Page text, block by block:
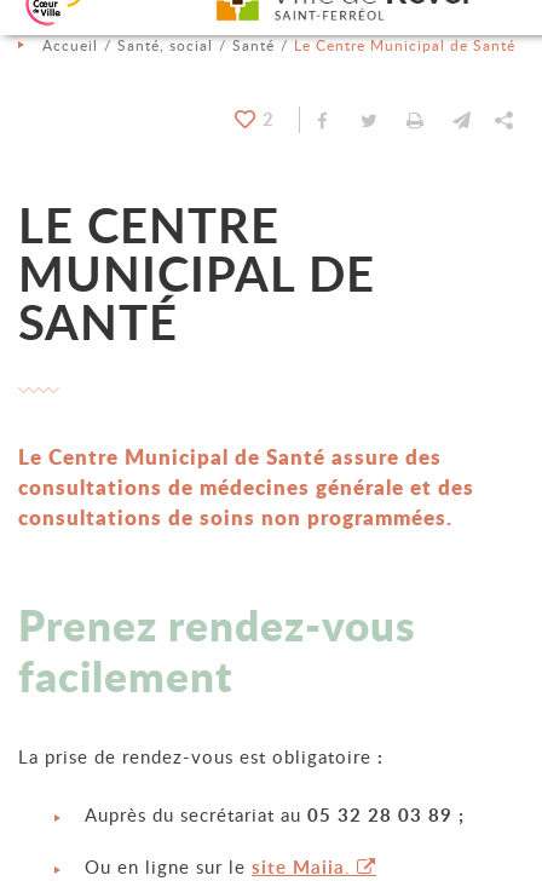
Aller au contenu
Aller au menu
Aller à la recherche
Changer le contraste
Accueil Santé, social Santé Le Centre Municipal de Santé
2 Partager sur Facebook
Partager sur
Imprimer
LE CENTRE
MUNICIPAL DE
SANTÉ
Le Centre Municipal de Santé assure des
consultations de médecines générale et des
consultations de soins non programmées.
Prenez rendez-vous
facilement
La prise de rendez-vous est obligatoire :
Auprès du secrétariat au 05 32 28 03 89 ;
Ou en ligne sur le site Maiia